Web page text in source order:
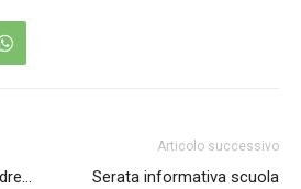
Articolo successivo
Serata informativa scuola